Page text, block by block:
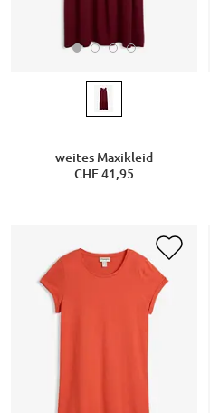
weites Maxikleid
CHF 41,95